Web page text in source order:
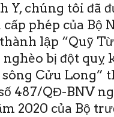
Y, chúng tôi đã
cấp phép của Bộ
lập “Quỹ
nghèo bị đột quỵ
Cửu Long”
487/QĐ-BNV
2020 của Bộ